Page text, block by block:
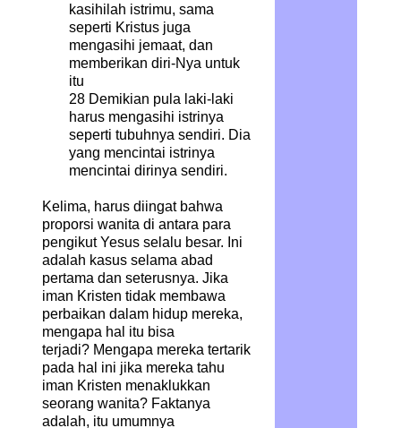
kasihilah istrimu, sama
seperti Kristus juga
mengasihi jemaat, dan
memberikan diri-Nya untuk
itu
28 Demikian pula laki-laki
harus mengasihi istrinya
seperti tubuhnya sendiri. Dia
yang mencintai istrinya
mencintai dirinya sendiri.
Kelima, harus diingat bahwa
proporsi wanita di antara para
pengikut Yesus selalu besar. Ini
adalah kasus selama abad
pertama dan seterusnya. Jika
iman Kristen tidak membawa
perbaikan dalam hidup mereka,
mengapa hal itu bisa
terjadi? Mengapa mereka tertarik
pada hal ini jika mereka tahu
iman Kristen menaklukkan
seorang wanita? Faktanya
adalah, itu umumnya